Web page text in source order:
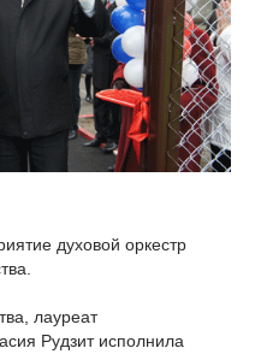
духовой оркестр
лауреат
Рудзит исполнила